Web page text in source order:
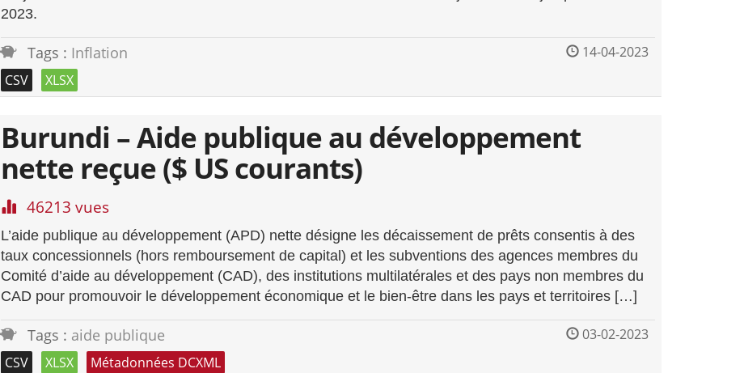
2023.
Tags : Inflation
14-04-2023
CSV
XLSX
Burundi – Aide publique au développement
nette reçue ($ US courants)
46213 vues
L’aide publique au développement (APD) nette désigne les décaissement de prêts consentis à des
taux concessionnels (hors remboursement de capital) et les subventions des agences membres du
Comité d’aide au développement (CAD), des institutions multilatérales et des pays non membres du
CAD pour promouvoir le développement économique et le bien-être dans les pays et territoires […]
Tags : aide publique
03-02-2023
CSV
XLSX Métadonnées DCXML